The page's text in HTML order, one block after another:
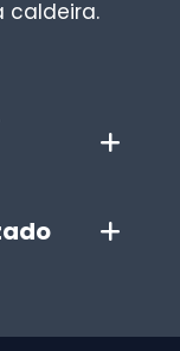
caldeira.